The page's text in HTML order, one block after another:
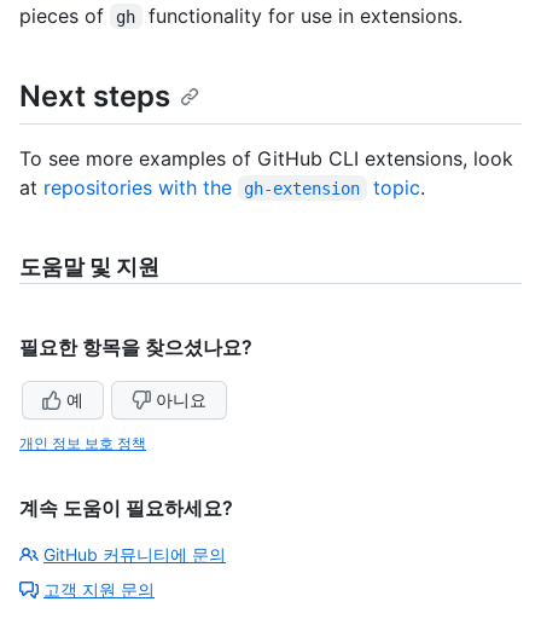
pieces of
gh functionality for use in extensions.
Next steps
To see more examples of GitHub CLI extensions, look
at repositories with the gh-extension topic.
도움말 및 지원
필요한 항목을 찾으셨나요?
예 아니요
개인 정보 보호 정책
계속 도움이 필요하세요?
GitHub 커뮤니티에 문의
고객 지원 문의